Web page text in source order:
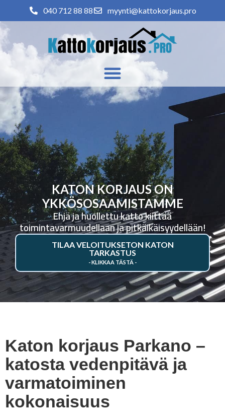
040 712 88 88 myynti@kattokorjaus.pro
KATON KORJAUS ON
YKKÖSOSAAMISTAMME
Ehjä ja huollettu katto kiittää
toimintavarmuudellaan ja pitkäikäisyydellään!
TILAA VELOITUKSETON KATON
TARKASTUS
Katon korjaus Parkano –
katosta vedenpitävä ja
varmatoiminen
kokonaisuus